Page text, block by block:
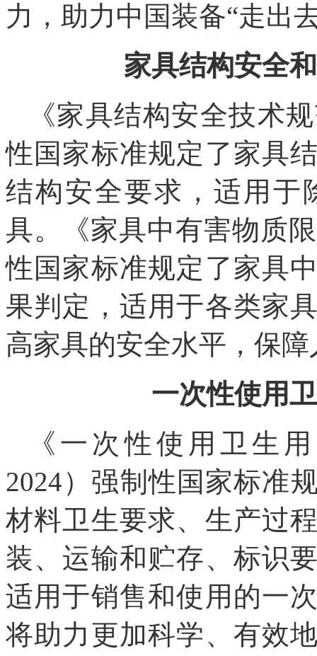
力，助力中国装备“走出
家具结构安全
《家具结构安全技术
性国家标准规定了家具
结构安全要求，适用于
具。《家具中有害物质
性国家标准规定了家具
果判定，适用于各类家
高家具的安全水平，保
一次性使用
《一次性使用卫生
2024）强制性国家标准
材料卫生要求、生产过
装、运输和贮存、标识
适用于销售和使用的一
将助力更加科学、有效